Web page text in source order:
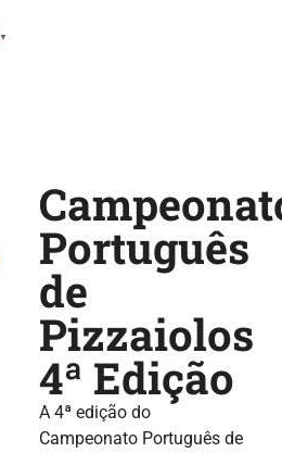
▼
Português
de
Pizzaiolos
4ª Edição
A 4ª edição do
Campeonato Português de